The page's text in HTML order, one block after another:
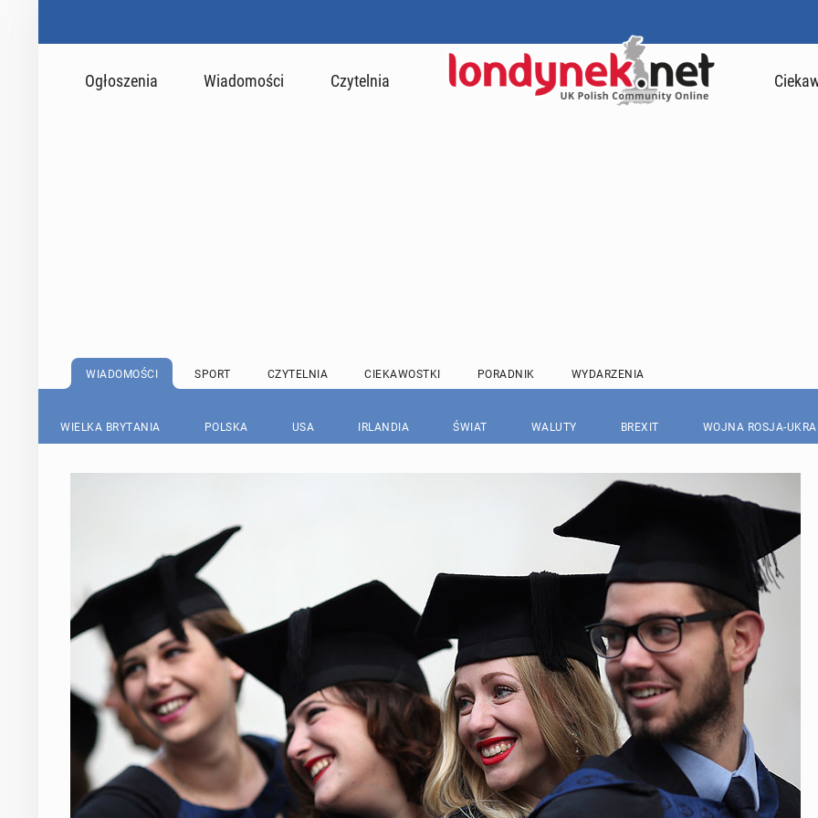
Ogłoszenia Wiadomości Czytelnia
WIADOMOŚCI SPORT CZYTELNIA CIEKAWOSTKI PORADNIK WYDARZENIA
WIELKA BRYTANIA POLSKA USA IRLANDIA ŚWIAT WALUTY BREXIT WOJNA ROSJA-